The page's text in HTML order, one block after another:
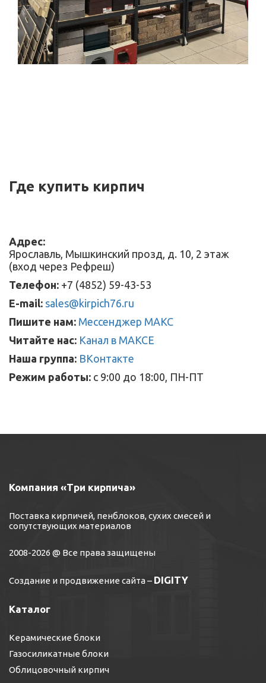
Где купить кирпич
Адрес:
Ярославль, Мышкинский прозд, д. 10, 2 этаж
(вход через Рефреш)
Телефон: +7 (4852) 59-43-53
E-mail: sales@kirpich76.ru
Пишите нам: Мессенджер МАКС
Читайте нас: Канал в МАКСЕ
Наша группа: ВКонтакте
Режим работы: с 9:00 до 18:00, ПН-ПТ
Компания «Три кирпича»
Поставка кирпичей, пенблоков, сухих смесей и
сопутствующих материалов
2008-2026 @ Все права защищены
Создание и продвижение сайта– DIGITY
Каталог
Керамические блоки
Газосиликатные блоки
Облицовочный кирпич